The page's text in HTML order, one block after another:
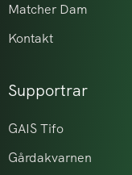
Matcher Dam
Kontakt
Supportrar
GAIS Tifo
Gårdakvarnen